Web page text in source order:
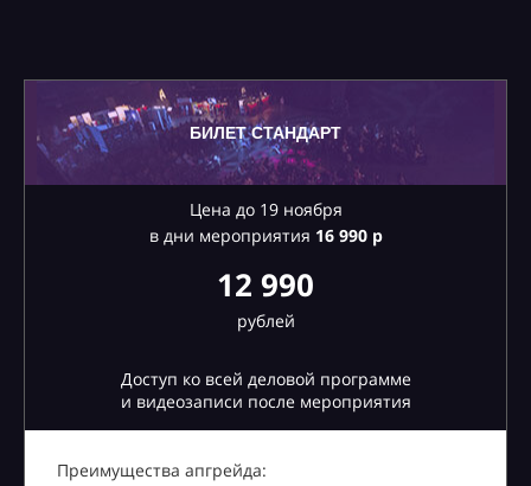
БИЛЕТ СТАНДАРТ
Цена до 19 ноября
в дни мероприятия 16990 р
12 990
рублей
Доступ ко всей деловой программе
и видеозаписи после мероприятия
Преимущества апгрейда: